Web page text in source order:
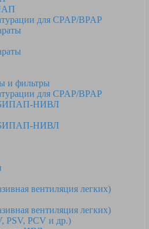
для CPAP/BPAP
и фильтры
для CPAP/BPAP
НИВЛ
НИВЛ
вентиляция легких)
вентиляция легких)
PSV, PCV и др.)